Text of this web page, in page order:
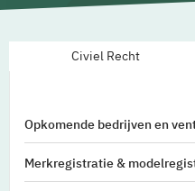
Civiel Recht
Opkomende bedrijven en
Merkregistratie &